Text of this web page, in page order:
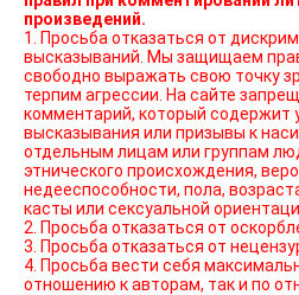
произведений.
1. Просьба отказаться от
высказываний. Мы защищаем право наших читателей
свободно выражать свою точку
терпим агрессии. На сайте
комментарий, который содержит
высказывания или призывы к
отдельным лицам или группам
этнического происхождения,
недееспособности, пола,
касты или сексуальной
2. Просьба отказаться от
3. Просьба отказаться от
4. Просьба вести себя
отношению к авторам, так и по